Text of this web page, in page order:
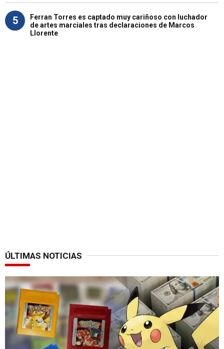
5
Ferran Torres es captado muy cariñoso con luchador
de artes marciales tras declaraciones de Marcos
Llorente
ÚLTIMAS NOTICIAS